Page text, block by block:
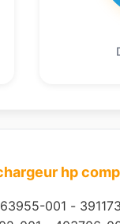
hp
001 -